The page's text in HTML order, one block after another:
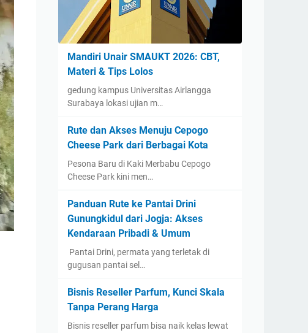
Mandiri Unair SMAUKT 2026: CBT,
Materi & Tips Lolos
gedung kampus Universitas Airlangga
Surabaya lokasi ujian m…
Rute dan Akses Menuju Cepogo
Cheese Park dari Berbagai Kota
Pesona Baru di Kaki Merbabu Cepogo
Cheese Park kini men…
Panduan Rute ke Pantai Drini
Gunungkidul dari Jogja: Akses
Kendaraan Pribadi & Umum
​ Pantai Drini, permata yang terletak di
gugusan pantai sel…
Bisnis Reseller Parfum, Kunci Skala
Tanpa Perang Harga
Bisnis reseller parfum bisa naik kelas lewat